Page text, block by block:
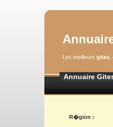
Les meilleurs gites,
Annuaire
R�gion :